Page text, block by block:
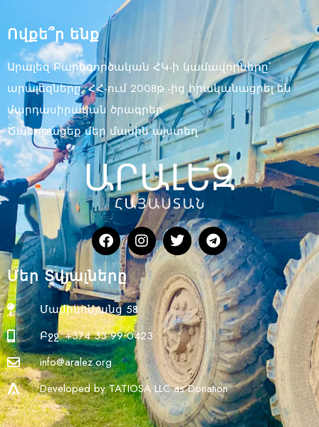
Ովքե՞ր ենք
Արալեզ Բարեգործական ՀԿ-ի կամավորները՝
արալեզները, ՀՀ-ում 2008թ.-ից իրականացրել են
մարդասիրական ծրագրեր
Ծանոթացեք մեր մասին այստեղ
Մեր Տվյալները
Մամիկոնյանց 58
Բջջ. +374 33 99 0423
info@aralez.org
Developed by TATIOSA LLC as Donation